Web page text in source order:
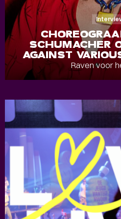
SCHUMACHER
AGAINST
Raven voor